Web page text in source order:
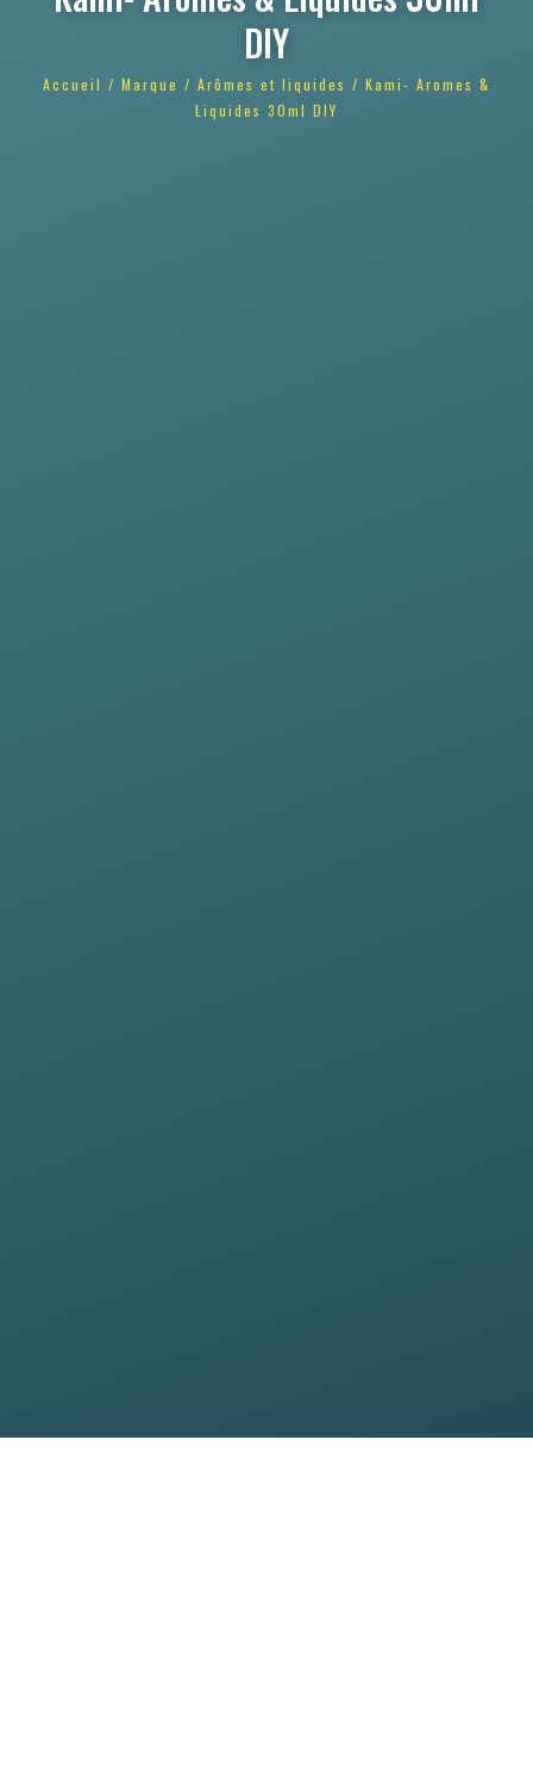
DIY
Accueil / Marque / Arômes et liquides / Kami- Aromes &
Liquides 30ml DIY